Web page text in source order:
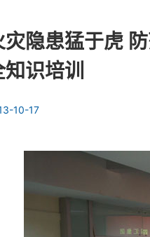
灾隐患猛于虎
知识培训
10-17